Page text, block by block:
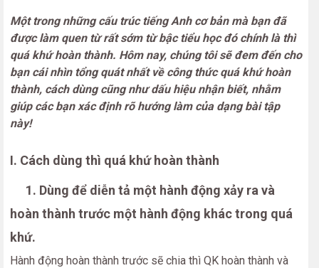
Một trong những cấu trúc tiếng Anh cơ bản mà bạn đã
được làm quen từ rất sớm từ bậc tiểu học đó chính là thì
quá khứ hoàn thành. Hôm nay, chúng tôi sẽ đem đến cho
bạn cái nhìn tổng quát nhất về công thức quá khứ hoàn
thành, cách dùng cũng như dấu hiệu nhận biết, nhằm
giúp các bạn xác định rõ hướng làm của dạng bài tập
này!
I. Cách dùng thì quá khứ hoàn thành
1. Dùng để diễn tả một hành động xảy ra và
hoàn thành trước một hành động khác trong quá
khứ.
Hành động hoàn thành trước sẽ chia thì QK hoàn thành và